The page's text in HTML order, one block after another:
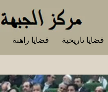
قضايا تاريخية قضايا راهنة